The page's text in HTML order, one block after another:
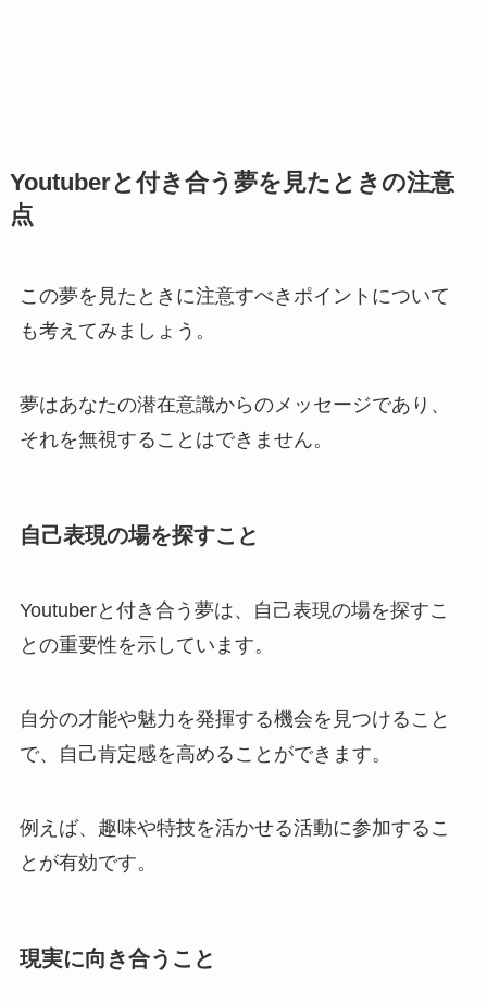
Youtuberと付き合う夢を見たときの注意
点
この夢を見たときに注意すべきポイントについて
も考えてみましょう。
夢はあなたの潜在意識からのメッセージであり、
それを無視することはできません。
自己表現の場を探すこと
Youtuberと付き合う夢は、自己表現の場を探すこ
との重要性を示しています。
自分の才能や魅力を発揮する機会を見つけること
で、自己肯定感を高めることができます。
例えば、趣味や特技を活かせる活動に参加するこ
とが有効です。
現実に向き合うこと